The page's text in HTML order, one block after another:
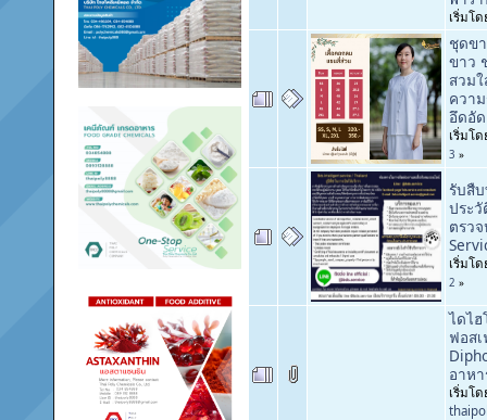
เริ่มโ
ชุดข
ขาว
สวม
ควา
อึดอัด
เริ่มโ
3 »
รับสื
ประ
ตรว
เริ่มโ
2 »
ไดไฮ
ฟอส
อาห
เริ่มโด